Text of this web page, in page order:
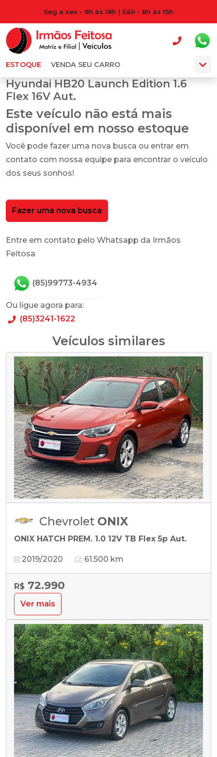
Seg a sex - 8h às 18h | Sáb - 8h às 15h
ESTOQUE VENDA SEU CARRO
Hyundai HB20 Launch Edition 1.6
Flex 16V Aut.
Este veículo não está mais
disponível em nosso estoque
Você pode fazer uma nova busca ou entrar em
contato com nossa equipe para encontrar o veículo
dos seus sonhos!
Fazer uma nova busca
Entre em contato pelo Whatsapp da Irmãos
Feitosa
(85)99773-4934
Ou ligue agora para:
(85)3241-1622
Veículos similares
Chevrolet ONIX
ONIX HATCH PREM. 1.0 12V TB Flex 5p Aut.
2019/2020 61.500 km
R$ 72.990
Ver mais